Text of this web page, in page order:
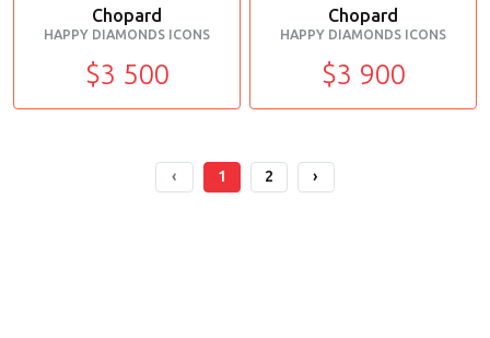
Chopard
HAPPY DIAMONDS ICONS
$3 500
Chopard
HAPPY DIAMONDS ICONS
$3 900
‹ 1 2 ›